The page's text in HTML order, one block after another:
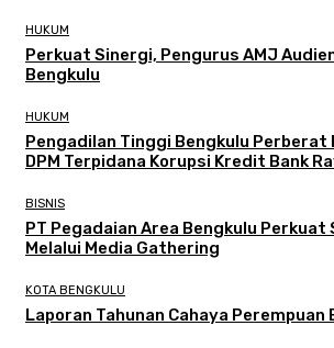
HUKUM
Perkuat Sinergi, Pengurus AMJ
Bengkulu
HUKUM
Pengadilan Tinggi Bengkulu Perberat
DPM Terpidana Korupsi Kredit Bank
BISNIS
PT Pegadaian Area Bengkulu Perkuat
Melalui Media Gathering
KOTA BENGKULU
Laporan Tahunan Cahaya Perempuan